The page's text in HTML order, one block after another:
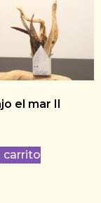
el mar II
carrito